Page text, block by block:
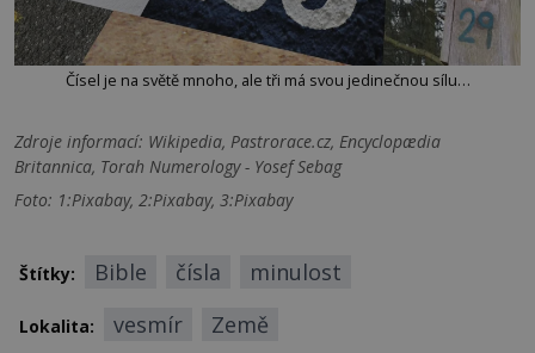
Čísel je na světě mnoho, ale tři má svou jedinečnou sílu…
Zdroje informací: Wikipedia, Pastrorace.cz, Encyclopædia
Britannica, Torah Numerology - Yosef Sebag
Foto: 1:Pixabay, 2:Pixabay, 3:Pixabay
Štítky: Bible čísla minulost
Lokalita: vesmír Země